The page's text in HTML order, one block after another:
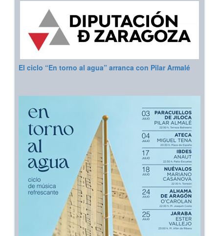
El ciclo “En torno al agua” arranca con Pilar Armalé